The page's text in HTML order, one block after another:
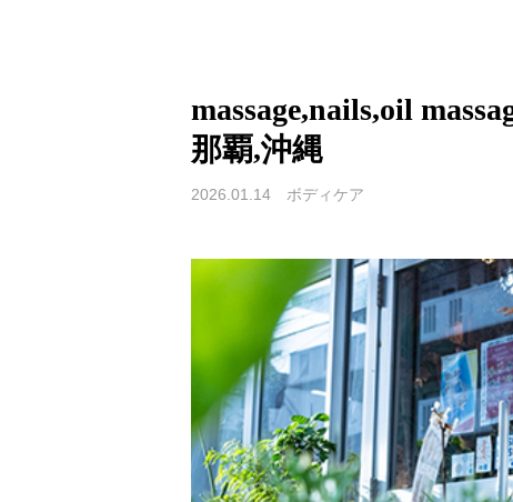
massage,nails,oil
那覇,沖縄
2026.01.14 ボディケア